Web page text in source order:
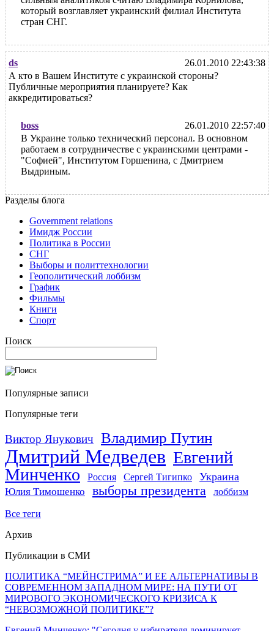
который возглавляет украинский филиал Института
стран СНГ.
ds
26.01.2010 22:43:38
А кто в Вашем Институте с украинской стороны?
Публичные мероприятия планируете? Как
аккредитироваться?
boss
26.01.2010 22:57:40
В Украине только технический персонал. В основном
работаем в сотрудничестве с украинскими центрами -
"Софией", Институтом Горшенина, с Дмитрием
Выдриным.
Разделы блога
Government relations
Имидж России
Политика в России
СНГ
Выборы и политтехнологии
Геополитический лоббизм
График
Фильмы
Книги
Спорт
Поиск
Популярные записи
Популярные теги
Виктор Янукович Владимир Путин
Дмитрий Медведев Евгений
Минченко
Россия Сергей Тигипко Украина
Юлия Тимошенко выборы президента лоббизм
Все теги
Архив
Публикации в СМИ
ПОЛИТИКА “МЕЙНСТРИМА” И ЕЕ АЛЬТЕРНАТИВЫ В
СОВРЕМЕННОМ ЗАПАДНОМ МИРЕ: НА ПУТИ ОТ
МИРОВОГО ЭКОНОМИЧЕСКОГО КРИЗИСА К
“НЕВОЗМОЖНОЙ ПОЛИТИКЕ”?